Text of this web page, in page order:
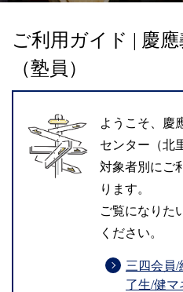
ご利用ガイド | 慶
（塾員）
ようこそ、慶
センター（北
対象者別にご
ります。
ご覧になりた
ください。
三四会員/
了生/健マ